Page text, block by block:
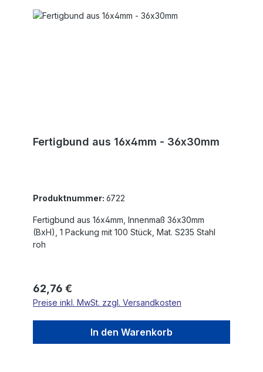
Fertigbund aus 16x4mm - 36x30mm
Produktnummer: 6722
Fertigbund aus 16x4mm, Innenmaß 36x30mm
(BxH), 1 Packung mit 100 Stück, Mat. S235 Stahl
roh
Regulärer Preis:
62,76 €
Preise inkl. MwSt. zzgl. Versandkosten
In den Warenkorb